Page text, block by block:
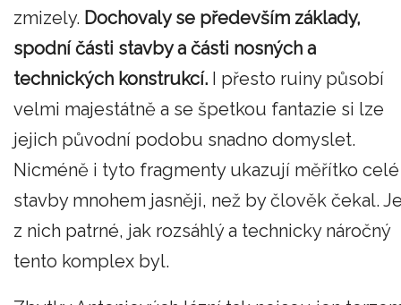
zmizely. Dochovaly se především základy,
spodní části stavby a části nosných a
technických konstrukcí. I přesto ruiny působí
velmi majestátně a se špetkou fantazie si lze
jejich původní podobu snadno domyslet.
Nicméně i tyto fragmenty ukazují měřítko celé
stavby mnohem jasněji, než by člověk čekal.
z nich patrné, jak rozsáhlý a technicky náročný
tento komplex byl.